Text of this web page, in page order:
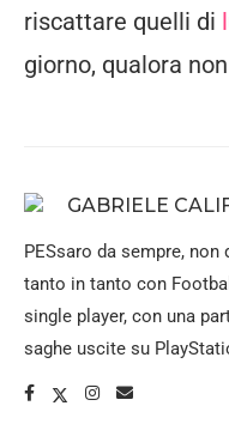
riscattare quelli di
giorno, qualora
GABRIELE
PESsaro da sempre,
tanto in tanto con
single player, con una
saghe uscite su